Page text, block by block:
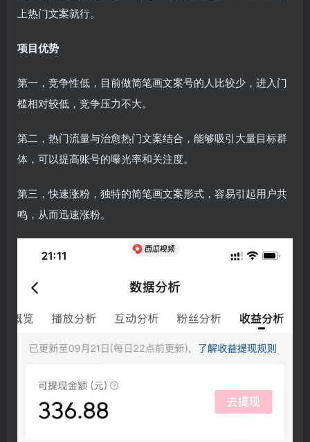
上热门文案就行。
项目优势
第一，竞争性低，目前做简笔画文案号的人比较少，进入门
槛相对较低，竞争压力不大。
第二，热门流量与治愈热门文案结合，能够吸引大量目标群
体，可以提高账号的曝光率和关注度。
第三，快速涨粉，独特的简笔画文案形式，容易引起用户共
鸣，从而迅速涨粉。